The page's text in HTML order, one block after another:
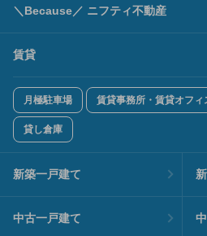
＼Because／ ニフティ不動産
賃貸
月極駐車場 賃貸事務所・賃貸オフィ
貸し倉庫
新築一戸建て
中古一戸建て